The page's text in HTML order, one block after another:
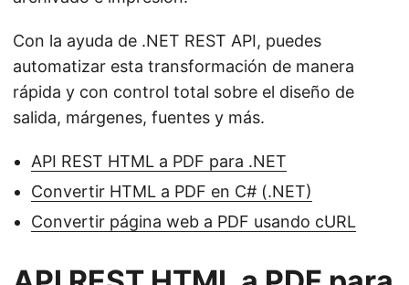
Con la ayuda de .NET REST API, puedes
automatizar esta transformación de manera
rápida y con control total sobre el diseño de
salida, márgenes, fuentes y más.
API REST HTML a PDF para .NET
Convertir HTML a PDF en C# (.NET)
Convertir página web a PDF usando cURL